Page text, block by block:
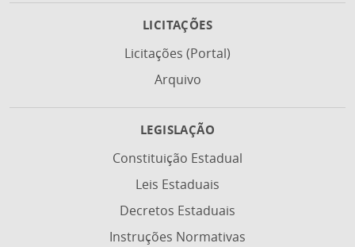
LICITAÇÕES
Licitações (Portal)
Arquivo
LEGISLAÇÃO
Constituição Estadual
Leis Estaduais
Decretos Estaduais
Instruções Normativas